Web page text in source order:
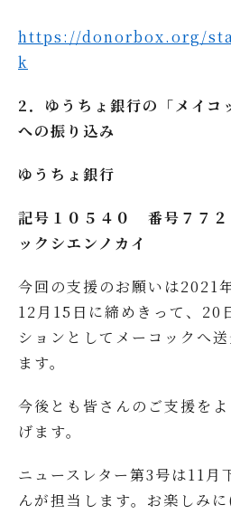
https://donorbox.org/
k
2．ゆうちょ銀行の「メイコ
への振り込み
ゆうちょ銀行
記号１０５４０ 番号７７
ックシエンノカイ
今回の支援のお願いは2021
12月15日に締めきって、20
ションとしてメーコックへ
ます。
今後とも皆さんのご支援を
げます。
ニュースレター第3号は11月
んが担当します。お楽しみ